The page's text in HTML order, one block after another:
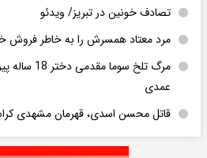
تصادف خونین در تبریز/ ویدئو
مرد معتاد همسرش را به خاطر فروش
مرگ تلخ
عمدی
قاتل محسن اسدی، قهرمان مشهدی